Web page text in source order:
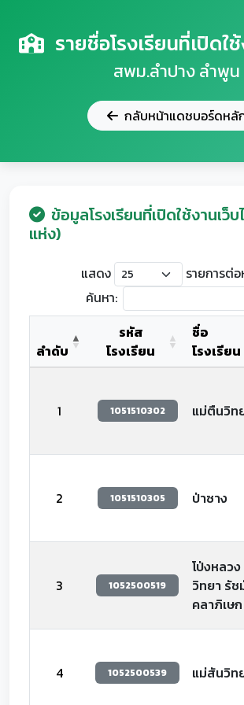
รายชื่อโรงเรียนที่เปิดใ
สพม.ลำปาง ลำพูน
กลับหน้าแดชบอร์ดหลั
ข้อมูลโรงเรียนที่เปิดใช้งานเว็
แห่ง)
แสดง
รายการต่
ค้นหา:
ลำดับ
รหัส
โรงเรียน
ชื่อ
โรงเรียน
1 1051510302 แม่ตืนวิท
2 1051510305 ป่าซาง
3 1052500519
โป่งหลวง
วิทยา รัช
คลาภิเษก
4 1052500539 แม่สันวิท